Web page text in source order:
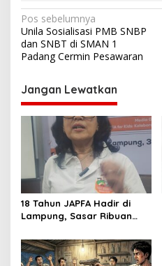
N
a
v
i
g
a
p
o
s
Pos sebelumnya
Unila Sosialisasi PMB SNBP
dan SNBT di SMAN 1
Padang Cermin Pesawaran
Jangan Lewatkan
18 Tahun JAPFA Hadir di
Lampung, Sasar Ribuan
Sehat